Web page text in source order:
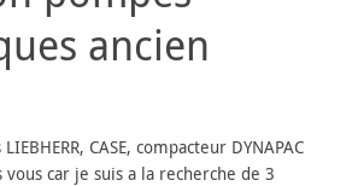
ancien
CASE, compacteur DYNAPAC
car je suis a la recherche de 3